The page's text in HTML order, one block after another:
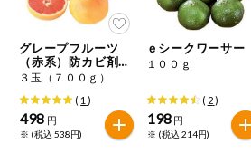
いつでも注文（毎週企画）
専門ショップサイト
コープしがのサービス
切り花・仏花
ティッシュ・
トイレットペ
ーパー
衛生・生理用
品
さけ さば ゼラチン
鶏肉 バナナ
マカダミアナッツ
グレープフルーツ
（赤系）防カビ剤不
使用（小玉以上）
３玉（７００ｇ）
( 1 )
498 円
※ (税込 538円)
ｅシークワーサー
１００ｇ
( 2)
198 円
※ (税込 214円)